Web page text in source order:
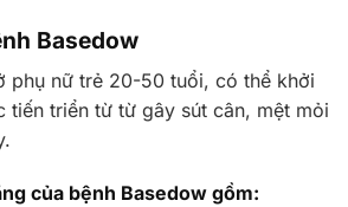
Basedow
phụ nữ trẻ 20-50 tuổi, có thể khởi
tiến triển từ từ gây sút cân, mệt mỏi
của bệnh Basedow gồm: